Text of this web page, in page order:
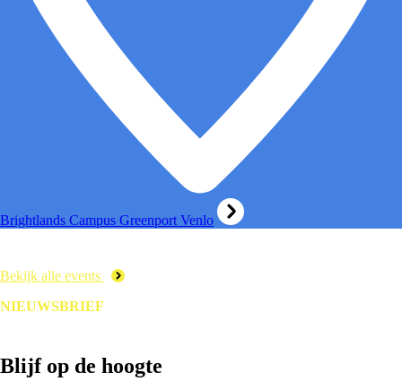
Brightlands Campus Greenport Venlo
Bekijk alle events
NIEUWSBRIEF
Blijf op de hoogte